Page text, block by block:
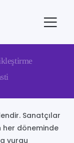
Sanatçılar
her döneminde
vurgu